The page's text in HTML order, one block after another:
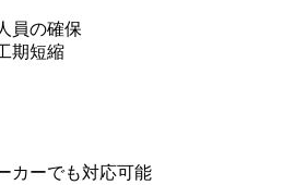
員の確保
期短縮
カーでも対応可能